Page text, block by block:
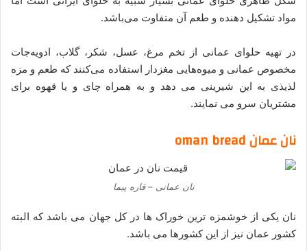
مواد تشکیل دهنده و طعم آن متفاوت می‌باشد.
در تهیه حلوای عمانی از تخم‌ مرغ، عسل، شکر، گلاب، ادویه‌جات
مخصوص عمانی و میوه‌هایی مغزدار استفاده می‌کنند که طعم و مزه
لذیذی به این شیرینی می دهد و به همراه چای و یا قهوه برای
مشتریان سرو می نمایند.
نان عمان oman bread
نان عمانی – قاره پیما
نان یکی از خوشمزه ترین خوراک ها در کل جهان می باشد که البته
کشور عمان نیز از این کشورها می باشد.